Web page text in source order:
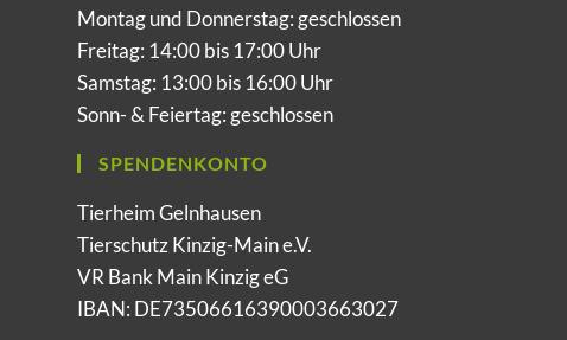
Montag und Donnerstag: geschlossen
Freitag: 14:00 bis 17:00 Uhr
Samstag: 13:00 bis 16:00 Uhr
Sonn- & Feiertag: geschlossen
SPENDENKONTO
Tierheim Gelnhausen
Tierschutz Kinzig-Main e.V.
VR Bank Main Kinzig eG
IBAN: DE73506616390003663027